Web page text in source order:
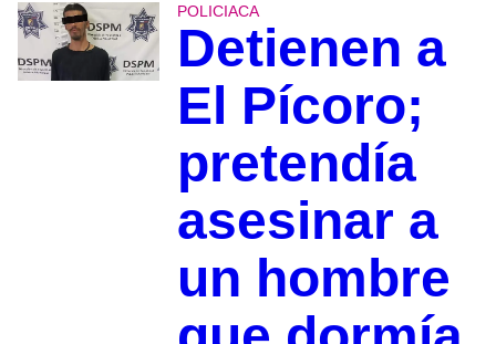
POLICIACA
Detienen a
El Pícoro;
pretendía
asesinar a
un hombre